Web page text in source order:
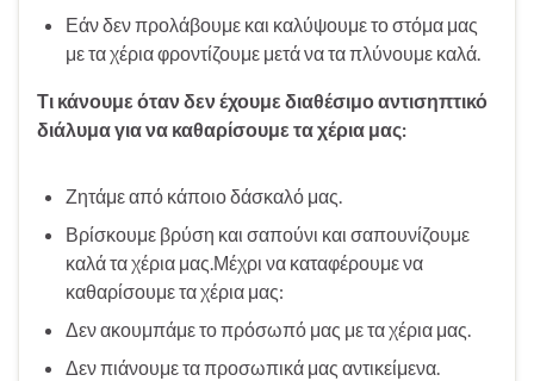
Εάν δεν προλάβουμε και καλύψουμε το στόμα μας
με τα χέρια φροντίζουμε μετά να τα πλύνουμε καλά.
Τι κάνουμε όταν δεν έχουμε διαθέσιμο αντισηπτικό
διάλυμα για να καθαρίσουμε τα χέρια μας:
Ζητάμε από κάποιο δάσκαλό μας.
Βρίσκουμε βρύση και σαπούνι και σαπουνίζουμε
καλά τα χέρια μας.Μέχρι να καταφέρουμε να
καθαρίσουμε τα χέρια μας:
Δεν ακουμπάμε το πρόσωπό μας με τα χέρια μας.
Δεν πιάνουμε τα προσωπικά μας αντικείμενα.